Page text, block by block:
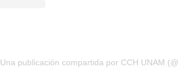
Una publicación compartida por CCH UNAM